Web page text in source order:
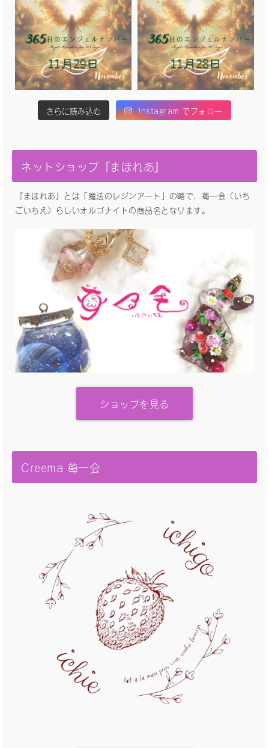
さらに読み込む Instagram でフォロー
ネットショップ『まほれあ』
『まほれあ』とは「魔法のレジンアート」の略で、苺一会（いち
ごいちえ）らしいオルゴナイトの商品名となります。
ショップを見る
Creema 苺一会